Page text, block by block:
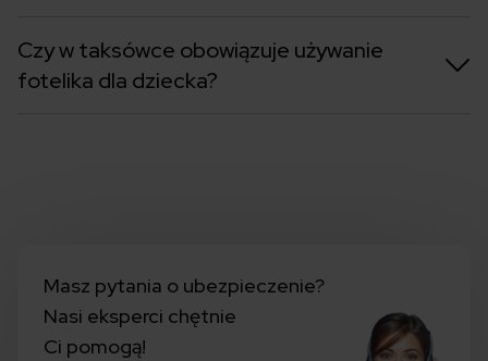
Czy w taksówce obowiązuje używanie
fotelika dla dziecka?
Masz pytania o ubezpieczenie?
Nasi eksperci chętnie
Ci pomogą!